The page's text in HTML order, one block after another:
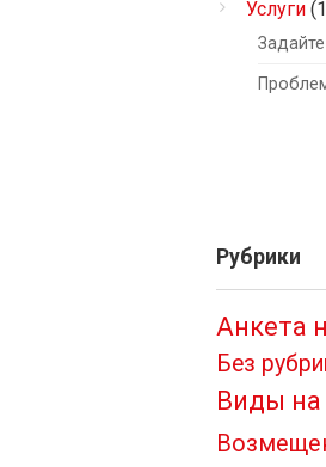
Услуги
Рубрики
Анкета
Без
Виды на